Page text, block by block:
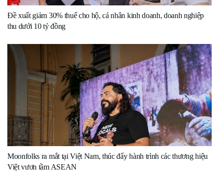
Đề xuất giảm 30% thuế cho hộ, cá nhân kinh doanh, doanh nghiệp
thu dưới 10 tỷ đồng
Moonfolks ra mắt tại Việt Nam, thúc đẩy hành trình các thương hiệu
Việt vươn tầm ASEAN